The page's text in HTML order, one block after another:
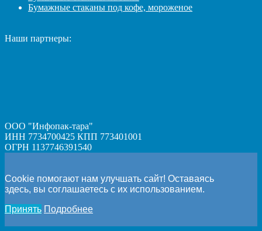
Бумажные стаканы под кофе, мороженое
Наши партнеры:
ООО "Инфопак-тара"
ИНН 7734700425 КПП 773401001
ОГРН 1137746391540
Cookie помогают нам улучшать сайт! Оставаясь
здесь, вы соглашаетесь с их использованием.
Принять Подробнее